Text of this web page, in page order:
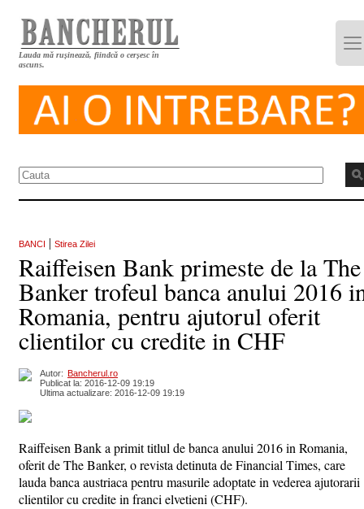
Lauda mă rușinează, fiindcă o cerșesc în
ascuns.
BANCI | Stirea Zilei
Raiffeisen Bank primeste de la The
Banker trofeul banca anului 2016
Romania, pentru ajutorul oferit
clientilor cu credite in CHF
Autor: Bancherul.ro
Publicat la: 2016-12-09 19:19
Ultima actualizare: 2016-12-09 19:19
Raiffeisen Bank a primit titlul de banca anului 2016 in Romania,
oferit de The Banker, o revista detinuta de Financial Times, care
lauda banca austriaca pentru masurile adoptate in vederea ajutorarii
clientilor cu credite in franci elvetieni (CHF).